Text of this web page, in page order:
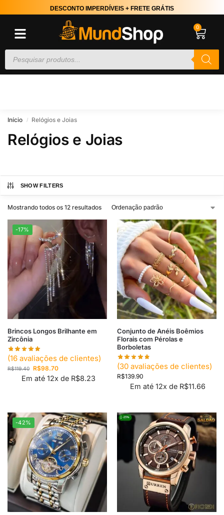
DESCONTO IMPERDÍVEIS + FRETE GRÁTIS
0
Início / Relógios e Joias
Relógios e Joias
SHOW FILTERS
Mostrando todos os 12 resultados
-17%
Brincos Longos Brilhante em
Zircônia
(16 avaliações de clientes)
R$119.40 R$98.70
Em até 12x de R$8.23
Conjunto de Anéis Boêmios
Florais com Pérolas e
Borboletas
(30 avaliações de clientes)
R$139.90
Em até 12x de R$11.66
-42%